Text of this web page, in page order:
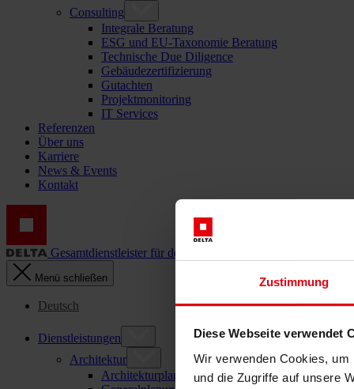
Zustimmung
Diese Webseite verwendet
Wir verwenden Cookies,
und die Zugriffe auf unsere
Consulting
Integrale Beratung
ESG und EU-Taxonomie Beratung
Technische Due Diligence
Gebäudezertifizierung
Gutachten
Projektmonitoring
IT Services
Referenzen
Über uns
Karriere
News & Events
Kontakt
Gesamtdienstleister für den Bau: DELTA Wels & Wien
Menü schließen
Deutsch
Dienstleistungen
Architektur
Architekturplanung